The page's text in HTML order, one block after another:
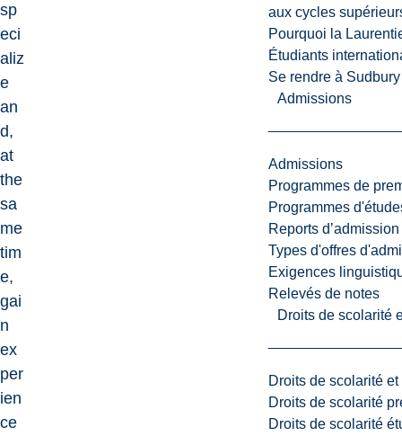
aux cycles
Pourquoi la
Étudiants
Se rendre à Sudbury
Admissions
Admissions
Programmes de
Programmes
Reports d’admission
Types d'offres
Exigences
Relevés de notes
Droits de scolarité
Droits de scolarité
Droits de scolarité
Droits de scolarité
sp
eci
aliz
e
an
d,
at
the
sa
me
tim
e,
gai
n
ex
per
ien
ce